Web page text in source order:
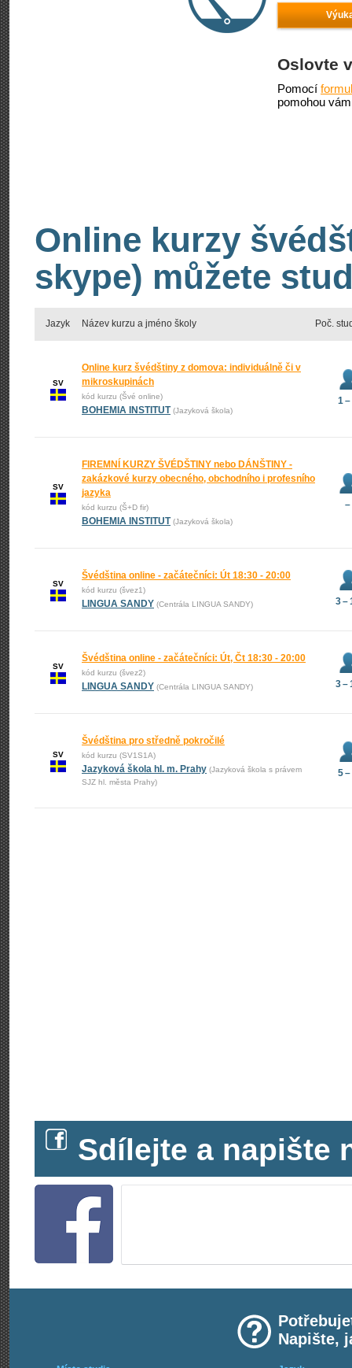
Oslovte
Pomocí
pomohou
Online kurzy
skype) můžete
Jazyk Název kurzu a jméno školy Poč.
SV
Online kurz švédštiny z domova: individuálně či v
mikroskupinách
kód kurzu (Švé online)
BOHEMIA INSTITUT (Jazyková škola)
1
SV
FIREMNÍ KURZY ŠVÉDŠTINY nebo DÁNŠTINY -
zakázkové kurzy obecného, obchodního i profesního
jazyka
kód kurzu (Š+D fir)
BOHEMIA INSTITUT (Jazyková škola)
–
SV
Švédština online - začátečníci: Út 18:30 - 20:00
kód kurzu (švez1)
LINGUA SANDY (Centrála LINGUA SANDY) 3 –
SV
Švédština online - začátečníci: Út, Čt 18:30 - 20:00
kód kurzu (švez2)
LINGUA SANDY (Centrála LINGUA SANDY) 3 –
SV
Švédština pro středně pokročilé
kód kurzu (SV1S1A)
Jazyková škola hl. m. Prahy (Jazyková škola s právem
SJZ hl. města Prahy)
5
Sdílejte a napište
Napište,